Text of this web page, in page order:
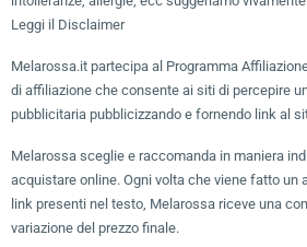
Leggi il Disclaimer
Melarossa.it partecipa al Programma
di affiliazione che consente ai siti di percepire
pubblicitaria pubblicizzando e fornendo link al
Melarossa sceglie e raccomanda in maniera
acquistare online. Ogni volta che viene fatto un
link presenti nel testo, Melarossa riceve una
variazione del prezzo finale.